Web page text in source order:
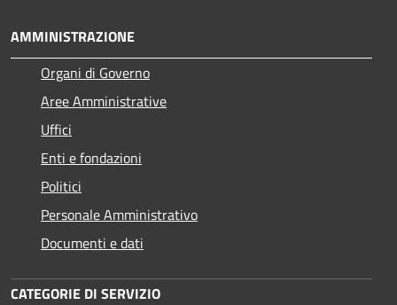
AMMINISTRAZIONE
Organi di Governo
Aree Amministrative
Uffici
Enti e fondazioni
Politici
Personale Amministrativo
Documenti e dati
CATEGORIE DI SERVIZIO